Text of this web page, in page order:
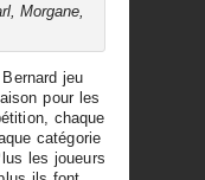
Morgane,
jeu
pour les
chaque
catégorie
les joueurs